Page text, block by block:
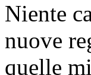
Niente
nuove
quelle